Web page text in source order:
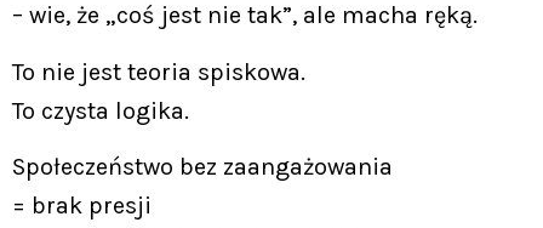
– wie, że „coś jest nie tak”, ale macha ręką.
To nie jest teoria spiskowa.
To czysta logika.
Społeczeństwo bez zaangażowania
= brak presji